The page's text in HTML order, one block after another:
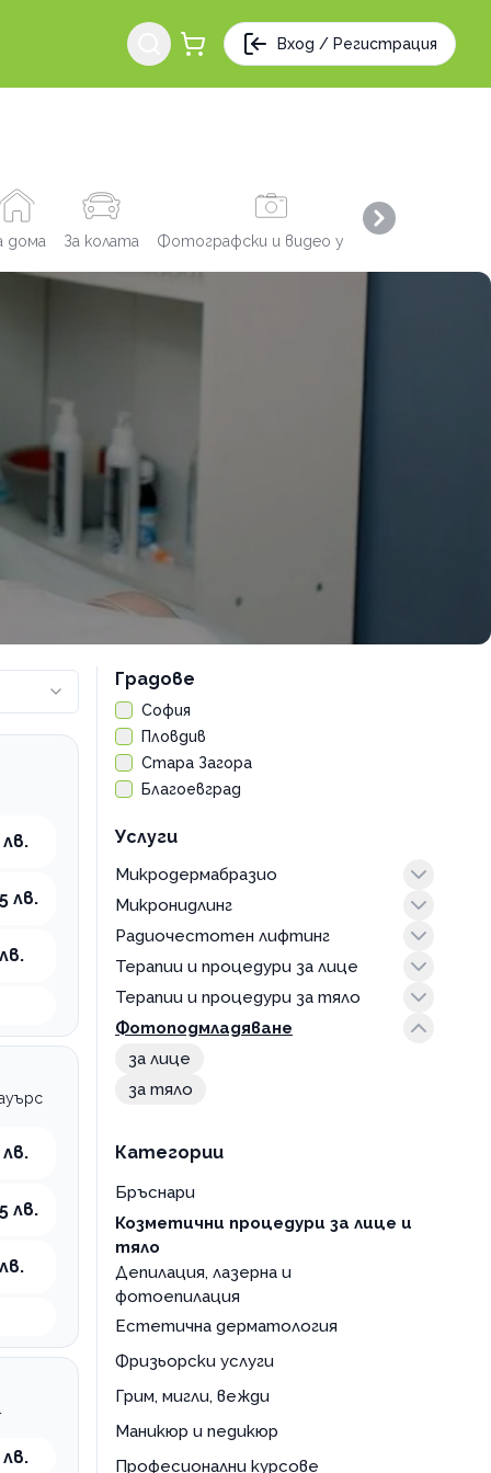
Вход / Регистрация
дома За колата Фотографски и видео услуги
Next slide
лв.
лв.
Градове
София
Пловдив
Стара Загора
Благоевград
Услуги
Микродермабразио
за лице
за тяло
Микронидлинг
за лице
за тяло
Радиочестотен лифтинг
RF за лице
RF за тяло
Терапии и процедури за лице
BB Glow
възстановяваща
дарсонвал
дермапен
избелваща
лечение на акне
лифтинг
масаж
маска
околоочен контур
пилинг
подмладяваща
подхранваща
Терапии и процедури за тяло
антицелулитни процедури
кавитация
криолиполиза
лечение разширени капиляри
почистване гръб
процедури за отслабване
целутрон
Фотоподмладяване
за лице
за тяло
Категории
Бръснари
Козметични процедури за лице и
тяло
Депилация, лазерна и
фотоепилация
Естетична дерматология
Фризьорски услуги
Грим, мигли, вежди
Маникюр и педикюр
Професионални курсове